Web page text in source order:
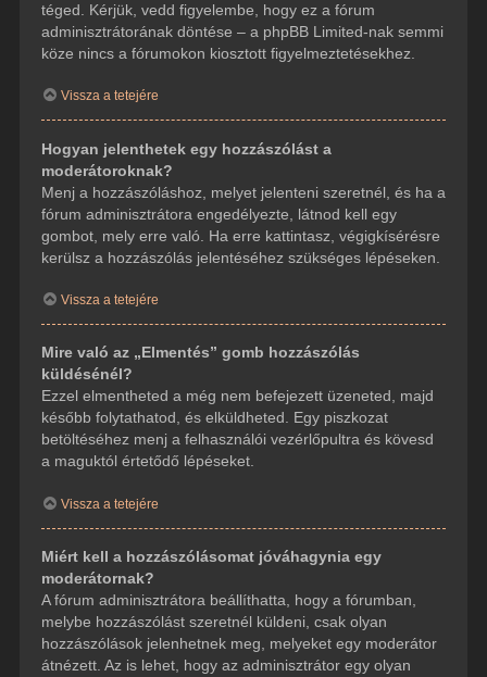
téged. Kérjük, vedd figyelembe, hogy ez a fórum
adminisztrátorának döntése – a phpBB Limited-nak semmi
köze nincs a fórumokon kiosztott figyelmeztetésekhez.
Vissza a tetejére
Hogyan jelenthetek egy hozzászólást a
moderátoroknak?
Menj a hozzászóláshoz, melyet jelenteni szeretnél, és ha a
fórum adminisztrátora engedélyezte, látnod kell egy
gombot, mely erre való. Ha erre kattintasz, végigkísérésre
kerülsz a hozzászólás jelentéséhez szükséges lépéseken.
Vissza a tetejére
Mire való az „Elmentés” gomb hozzászólás
küldésénél?
Ezzel elmentheted a még nem befejezett üzeneted, majd
később folytathatod, és elküldheted. Egy piszkozat
betöltéséhez menj a felhasználói vezérlőpultra és kövesd
a maguktól értetődő lépéseket.
Vissza a tetejére
Miért kell a hozzászólásomat jóváhagynia egy
moderátornak?
A fórum adminisztrátora beállíthatta, hogy a fórumban,
melybe hozzászólást szeretnél küldeni, csak olyan
hozzászólások jelenhetnek meg, melyeket egy moderátor
átnézett. Az is lehet, hogy az adminisztrátor egy olyan